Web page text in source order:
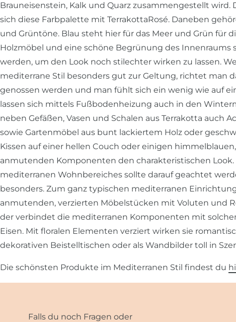
Brauneisenstein, Kalk und Quarz zusammengestellt
sich diese Farbpalette mit TerrakottaRosé. Daneben
und Grüntöne. Blau steht hier für das Meer und Grün für
Holzmöbel und eine schöne Begrünung des
werden, um den Look noch stilechter wirken zu lassen.
mediterrane Stil besonders gut zur Geltung, richtet man
genossen werden und man fühlt sich ein wenig wie auf
lassen sich mittels Fußbodenheizung auch in den
neben Gefäßen, Vasen und Schalen aus Terrakotta auch
sowie Gartenmöbel aus bunt lackiertem Holz oder
Kissen auf einer hellen Couch oder einigen
anmutenden Komponenten den charakteristischen
mediterranen Wohnbereiches sollte darauf geachtet
besonders. Zum ganz typischen mediterranen
anmutenden, verzierten Möbelstücken mit Voluten und
der verbindet die mediterranen Komponenten mit
Eisen. Mit floralen Elementen verziert wirken sie
dekorativen Beistelltischen oder als Wandbilder toll in
Die schönsten Produkte im Mediterranen Stil findest du
Falls du noch Fragen oder